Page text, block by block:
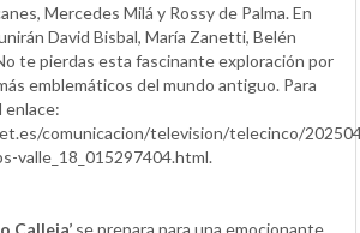
Mercedes Milá y Rossy de Palma. En
David Bisbal, María Zanetti, Belén
te pierdas esta fascinante exploración por
emblemáticos del mundo antiguo. Para
enlace:
comunicacion/television/telecinco/
valle_18_015297404.html.
Calleja’ se prepara para una emocionante